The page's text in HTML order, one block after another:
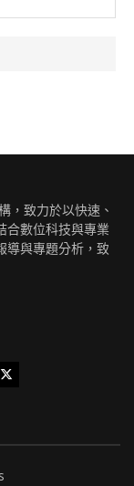
，致力於以快速、
合數位科技與專業
導與專題分析，致